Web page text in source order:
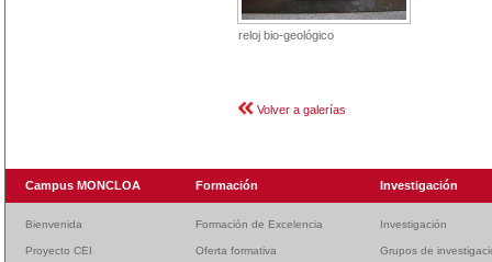
reloj bio-geológico
Volver a galerías
Campus MONCLOA Formación Investigación
Bienvenida Formación de Excelencia Investigación
Proyecto CEI Oferta formativa Grupos de